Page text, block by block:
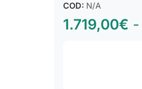
COD: N/A
1.719,00€ -